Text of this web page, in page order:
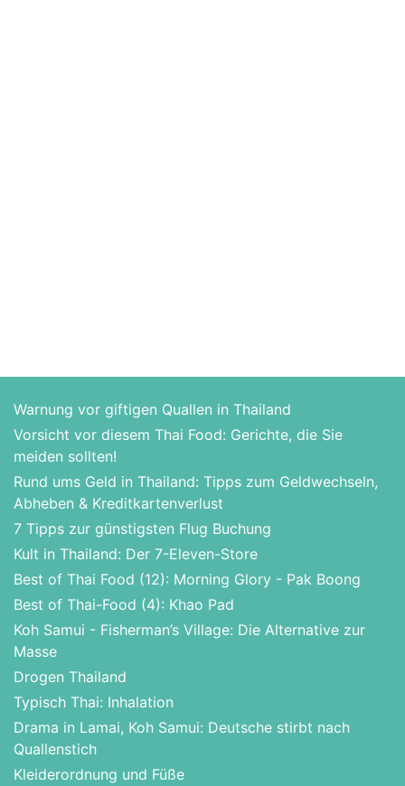
Warnung vor giftigen Quallen in Thailand
Vorsicht vor diesem Thai Food: Gerichte, die Sie
meiden sollten!
Rund ums Geld in Thailand: Tipps zum Geldwechseln,
Abheben & Kreditkartenverlust
7 Tipps zur günstigsten Flug Buchung
Kult in Thailand: Der 7-Eleven-Store
Best of Thai Food (12): Morning Glory - Pak Boong
Best of Thai-Food (4): Khao Pad
Koh Samui - Fisherman’s Village: Die Alternative zur
Masse
Drogen Thailand
Typisch Thai: Inhalation
Drama in Lamai, Koh Samui: Deutsche stirbt nach
Quallenstich
Kleiderordnung und Füße